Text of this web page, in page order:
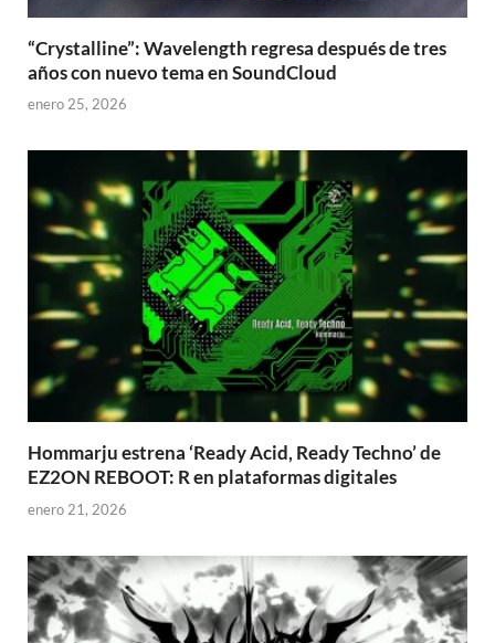
“Crystalline”: Wavelength regresa después de tres
años con nuevo tema en SoundCloud
enero 25, 2026
Hommarju estrena ‘Ready Acid, Ready Techno’ de
EZ2ON REBOOT: R en plataformas digitales
enero 21, 2026